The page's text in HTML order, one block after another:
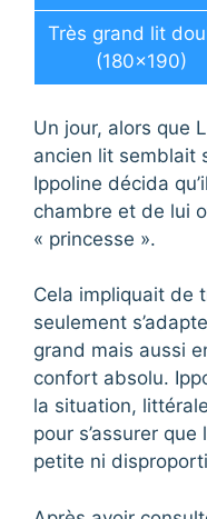
Très grand lit
(180×190)
Un jour, alors que
ancien lit semblait
Ippoline décida
chambre et de lui
« princesse ».
Cela impliquait de
seulement
grand mais aussi
confort absolu.
la situation,
pour s’assurer
petite ni